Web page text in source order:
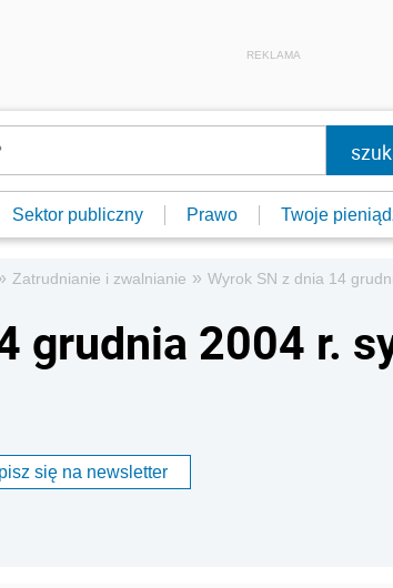
REKLAMA
Sektor publiczny Prawo Twoje
Zatrudnianie i zwalnianie » Wyrok SN z dnia 14
grudnia 2004 r.
się na newsletter